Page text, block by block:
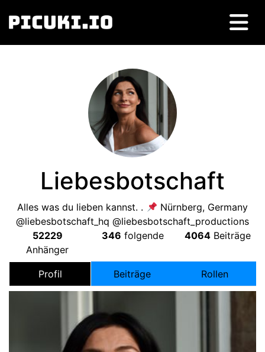
Liebesbotschaft
Alles was du lieben kannst. .
Nürnberg, Germany
@liebesbotschaft_hq @liebesbotschaft_productions
52229
Anhänger
346 folgende 4064 Beiträge
Profil Beiträge Rollen